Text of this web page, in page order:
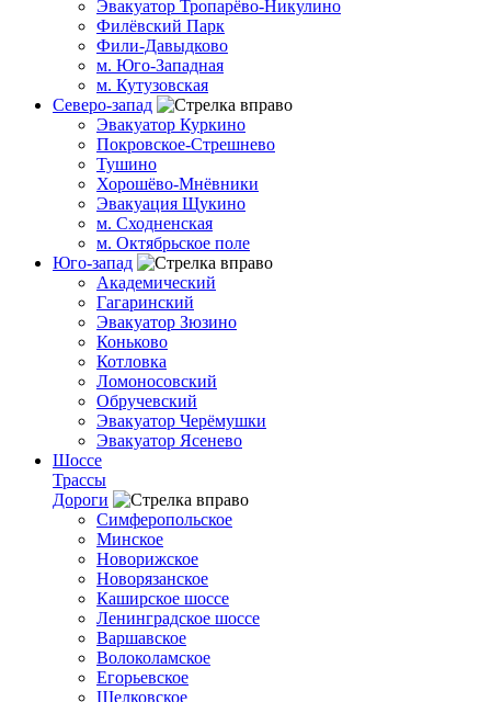
Эвакуатор Тропарёво-Никулино
Филёвский Парк
Фили-Давыдково
м. Юго-Западная
м. Кутузовская
Северо-запад
Эвакуатор Куркино
Покровское-Стрешнево
Тушино
Хорошёво-Мнёвники
Эвакуация Щукино
м. Сходненская
м. Октябрьское поле
Юго-запад
Академический
Гагаринский
Эвакуатор Зюзино
Коньково
Котловка
Ломоносовский
Обручевский
Эвакуатор Черёмушки
Эвакуатор Ясенево
Шоссе
Трассы
Дороги
Симферопольское
Минское
Новорижское
Новорязанское
Каширское шоссе
Ленинградское шоссе
Варшавское
Волоколамское
Егорьевское
Щелковское